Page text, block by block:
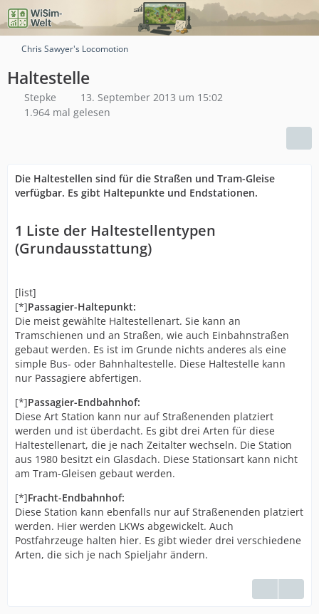
Chris Sawyer's Locomotion
Haltestelle
Stepke
13. September 2013 um 15:02
1.964 mal gelesen
Die Haltestellen sind für die Straßen und Tram-Gleise
verfügbar. Es gibt Haltepunkte und Endstationen.
1 Liste der Haltestellentypen
(Grundausstattung)
[list]
[*]Passagier-Haltepunkt:
Die meist gewählte Haltestellenart. Sie kann an
Tramschienen und an Straßen, wie auch Einbahnstraßen
gebaut werden. Es ist im Grunde nichts anderes als eine
simple Bus- oder Bahnhaltestelle. Diese Haltestelle kann
nur Passagiere abfertigen.
[*]Passagier-Endbahnhof:
Diese Art Station kann nur auf Straßenenden platziert
werden und ist überdacht. Es gibt drei Arten für diese
Haltestellenart, die je nach Zeitalter wechseln. Die Station
aus 1980 besitzt ein Glasdach. Diese Stationsart kann nicht
am Tram-Gleisen gebaut werden.
[*]Fracht-Endbahnhof:
Diese Station kann ebenfalls nur auf Straßenenden platziert
werden. Hier werden LKWs abgewickelt. Auch
Postfahrzeuge halten hier. Es gibt wieder drei verschiedene
Arten, die sich je nach Spieljahr ändern.